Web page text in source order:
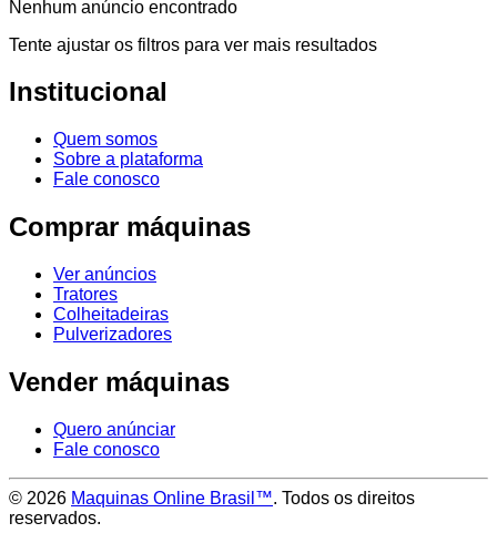
Nenhum anúncio encontrado
Tente ajustar os filtros para ver mais resultados
Institucional
Quem somos
Sobre a plataforma
Fale conosco
Comprar máquinas
Ver anúncios
Tratores
Colheitadeiras
Pulverizadores
Vender máquinas
Quero anúnciar
Fale conosco
© 2026 Maquinas Online Brasil™. Todos os direitos
reservados.